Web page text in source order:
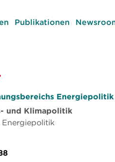
Publikationen
Energiepolitik
und Klimapolitik